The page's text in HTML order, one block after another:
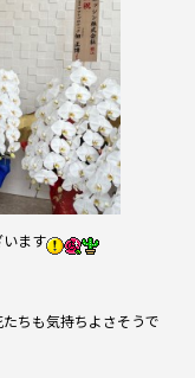
います
ちも気持ちよさそうで